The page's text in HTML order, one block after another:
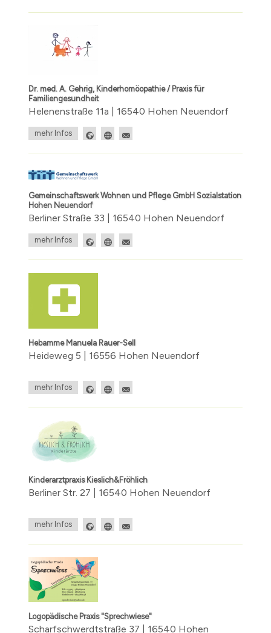
Dr. med. A. Gehrig, Kinderhomöopathie / Praxis für
Familiengesundheit
Helenenstraße 11a | 16540 Hohen Neuendorf
mehr Infos
Gemeinschaftswerk Wohnen und Pflege GmbH Sozialstation
Hohen Neuendorf
Berliner Straße 33 | 16540 Hohen Neuendorf
mehr Infos
Hebamme Manuela Rauer-Sell
Heideweg 5 | 16556 Hohen Neuendorf
mehr Infos
Kinderarztpraxis Kieslich&Fröhlich
Berliner Str. 27 | 16540 Hohen Neuendorf
mehr Infos
Logopädische Praxis "Sprechwiese"
Scharfschwerdtstraße 37 | 16540 Hohen